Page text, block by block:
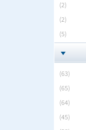
(2)
(2)
(5)
(63)
(65)
(64)
(45)